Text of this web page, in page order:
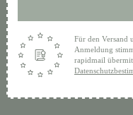
Für den Versand
Anmeldung
rapidmail